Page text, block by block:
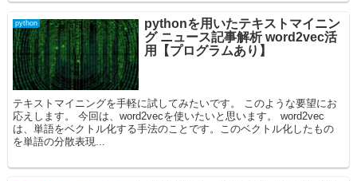
python
pythonを用いたテキストマイニン
グ ニュース記事解析 word2vec活
用【プログラムあり】
テキストマイニングを手軽に試してみたいです。 このような要望にお
応えします。 今回は、word2vecを使いたいと思います。 word2vec
は、単語をベクトル化する手法のことです。このベクトル化したもの
を単語の分散表現...